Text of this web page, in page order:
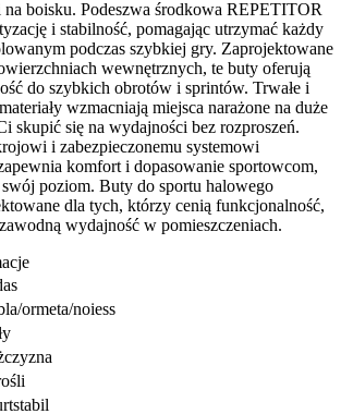
boisku. Podeszwa środkowa REPETITOR
i stabilność, pomagając utrzymać każdy
podczas szybkiej gry. Zaprojektowane
wewnętrznych, te buty oferują
do szybkich obrotów i sprintów. Trwałe i
wzmacniają miejsca narażone na duże
skupić się na wydajności bez rozproszeń.
i zabezpieczonemu systemowi
komfort i dopasowanie sportowcom,
poziom. Buty do sportu halowego
dla tych, którzy cenią funkcjonalność,
wydajność w pomieszczeniach.
ormeta/noiess